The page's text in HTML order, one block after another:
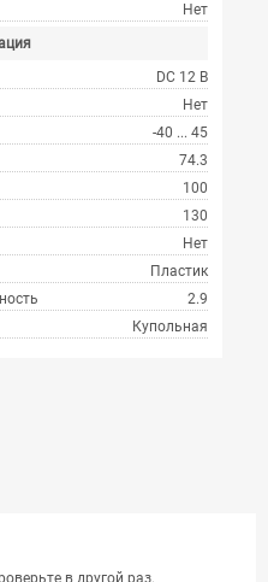
Нет
DC 12 В
Нет
-40 ... 45
74.3
100
130
Нет
Пластик
2.9
Купольная